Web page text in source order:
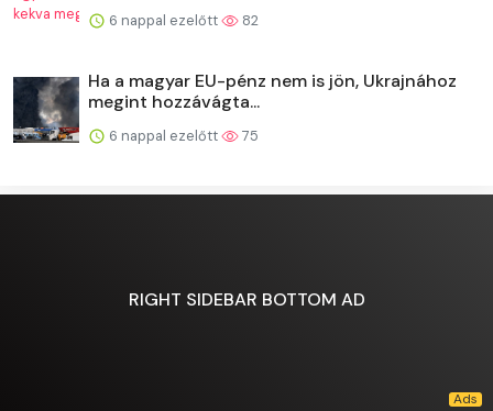
6 nappal ezelőtt 82
Ha a magyar EU-pénz nem is jön, Ukrajnához
megint hozzávágta...
6 nappal ezelőtt 75
RIGHT SIDEBAR BOTTOM AD